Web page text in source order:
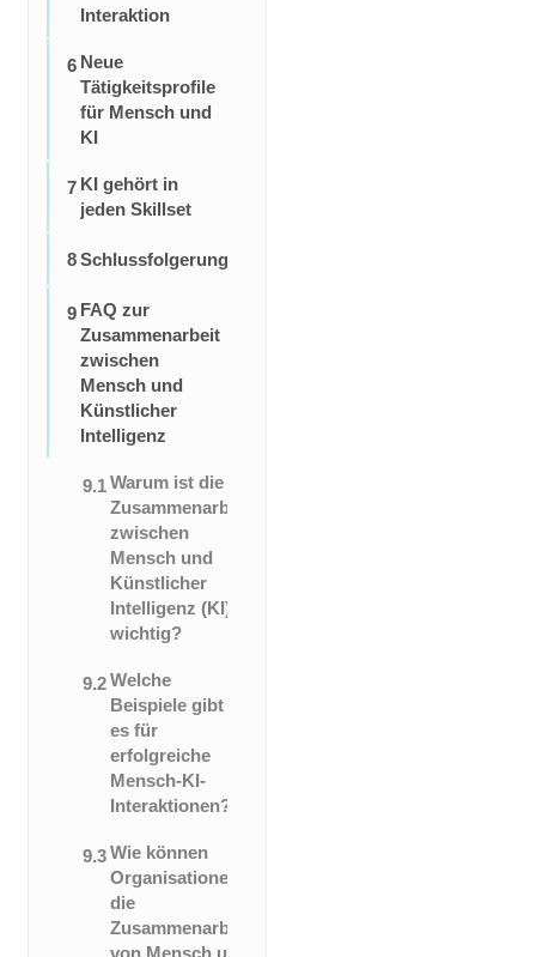
Interaktion
6 Neue
Tätigkeitsprofile
für Mensch und
KI
7 KI gehört in
jeden Skillset
8Schlussfolgerung
9 FAQ zur
Zusammenarbeit
zwischen
Mensch und
Künstlicher
Intelligenz
9.1Warum ist die
Zusammenarbeit
zwischen
Mensch und
Künstlicher
Intelligenz (KI)
wichtig?
9.2Welche
Beispiele gibt
es für
erfolgreiche
Mensch-KI-
Interaktionen?
9.3Wie können
Organisationen
die
Zusammenarbeit
von Mensch und